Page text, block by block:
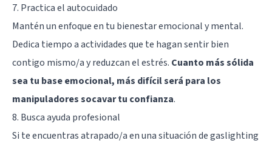
7. Practica el autocuidado
Mantén un enfoque en tu bienestar emocional y mental.
Dedica tiempo a actividades que te hagan sentir bien
contigo mismo/a y reduzcan el estrés. Cuanto más sólida
sea tu base emocional, más difícil será para los
manipuladores socavar tu confianza.
8. Busca ayuda profesional
Si te encuentras atrapado/a en una situación de gaslighting